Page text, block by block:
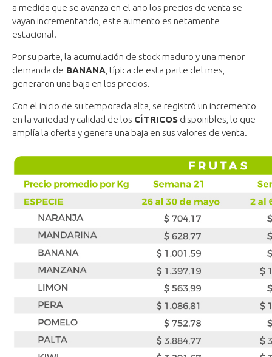
a medida que se avanza en el año los precios de venta se
vayan incrementando, este aumento es netamente
estacional.
Por su parte, la acumulación de stock maduro y una menor
demanda de BANANA , típica de esta parte del mes,
generaron una baja en los precios.
Con el inicio de su temporada alta, se registró un incremento
en la variedad y calidad de los CÍTRICOS disponibles, lo que
amplía la oferta y genera una baja en sus valores de venta.